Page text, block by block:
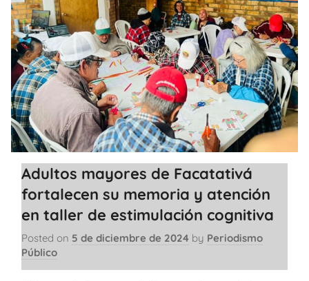
Adultos mayores de Facatativá
fortalecen su memoria y atención
en taller de estimulación cognitiva
Posted on 5 de diciembre de 2024 by Periodismo
Público